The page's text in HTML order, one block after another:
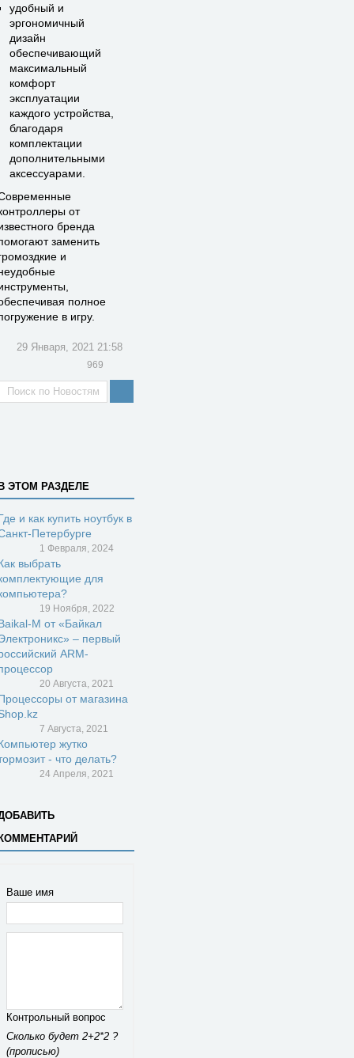
удобный и
эргономичный
дизайн
обеспечивающий
максимальный
комфорт
эксплуатации
каждого устройства,
благодаря
комплектации
дополнительными
аксессуарами.
от
бренда
заменить
и
полное
в игру.
29 Января, 2021 21:58
969
ЭТОМ РАЗДЕЛЕ
и как купить ноутбук в
Петербурге
1 Февраля, 2024
выбрать
для
19 Ноября, 2022
M от «Байкал
– первый
ARM-
20 Августа, 2021
от магазина
7 Августа, 2021
жутко
- что делать?
24 Апреля, 2021
Ваше имя
Контрольный вопрос
Сколько будет 2+2*2 ?
(прописью)